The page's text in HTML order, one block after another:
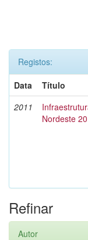
Registos:
Data
Título
2011
Nordeste
Refinar
Autor